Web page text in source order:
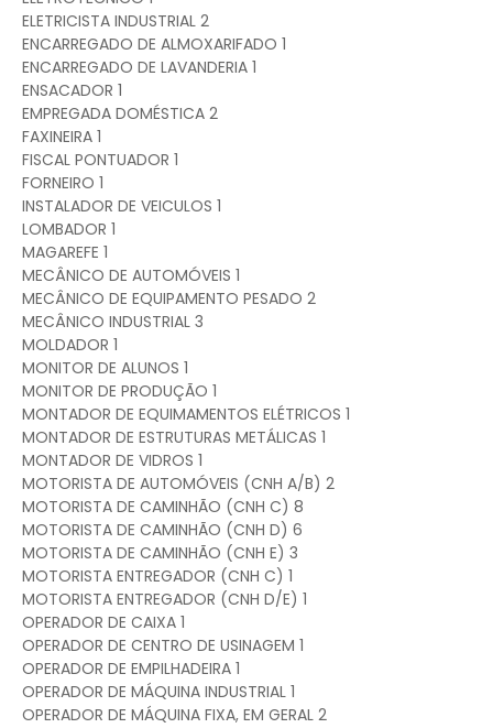
ELETRICISTA INDUSTRIAL 2
ENCARREGADO DE ALMOXARIFADO 1
ENCARREGADO DE LAVANDERIA 1
ENSACADOR 1
EMPREGADA DOMÉSTICA 2
FAXINEIRA 1
FISCAL PONTUADOR 1
FORNEIRO 1
INSTALADOR DE VEICULOS 1
LOMBADOR 1
MAGAREFE 1
MECÂNICO DE AUTOMÓVEIS 1
MECÂNICO DE EQUIPAMENTO PESADO 2
MECÂNICO INDUSTRIAL 3
MOLDADOR 1
MONITOR DE ALUNOS 1
MONITOR DE PRODUÇÃO 1
MONTADOR DE EQUIMAMENTOS ELÉTRICOS 1
MONTADOR DE ESTRUTURAS METÁLICAS 1
MONTADOR DE VIDROS 1
MOTORISTA DE AUTOMÓVEIS (CNH A/B) 2
MOTORISTA DE CAMINHÃO (CNH C) 8
MOTORISTA DE CAMINHÃO (CNH D) 6
MOTORISTA DE CAMINHÃO (CNH E) 3
MOTORISTA ENTREGADOR (CNH C) 1
MOTORISTA ENTREGADOR (CNH D/E) 1
OPERADOR DE CAIXA 1
OPERADOR DE CENTRO DE USINAGEM 1
OPERADOR DE EMPILHADEIRA 1
OPERADOR DE MÁQUINA INDUSTRIAL 1
OPERADOR DE MÁQUINA FIXA, EM GERAL 2